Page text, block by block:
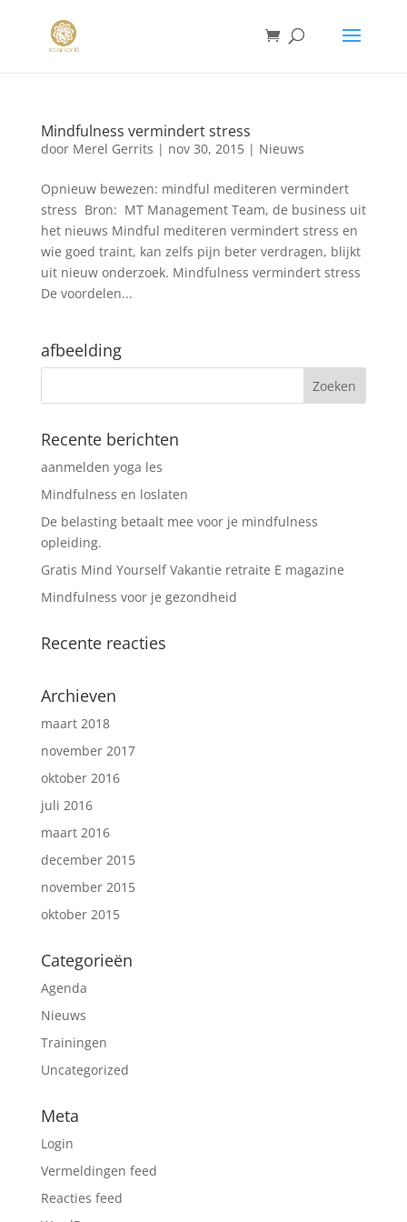
Mindfulness vermindert stress
door Merel Gerrits | nov 30, 2015| Nieuws
Opnieuw bewezen: mindful mediteren vermindert
stress Bron: MT Management Team, de business uit
het nieuws Mindful mediteren vermindert stress en
wie goed traint, kan zelfs pijn beter verdragen, blijkt
uit nieuw onderzoek. Mindfulness vermindert stress
De voordelen...
afbeelding
Recente berichten
aanmelden yoga les
Mindfulness en loslaten
De belasting betaalt mee voor je mindfulness
opleiding.
Gratis Mind Yourself Vakantie retraite E magazine
Mindfulness voor je gezondheid
Recente reacties
Archieven
maart 2018
november 2017
oktober 2016
juli 2016
maart 2016
december 2015
november 2015
oktober 2015
Categorieën
Agenda
Nieuws
Trainingen
Uncategorized
Meta
Login
Vermeldingen feed
Reacties feed